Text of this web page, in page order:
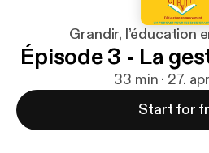
Grandir, l’éducation
Épisode 3 - La
33 min · 27.
Start for